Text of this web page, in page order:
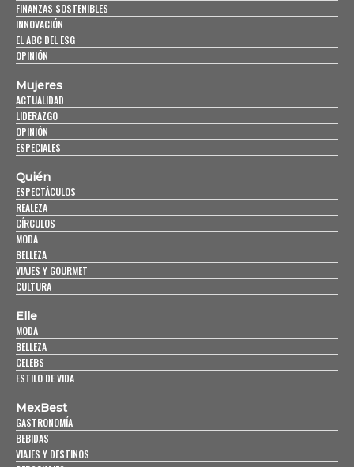
FINANZAS SOSTENIBLES
INNOVACIÓN
EL ABC DEL ESG
OPINIÓN
Mujeres
ACTUALIDAD
LIDERAZGO
OPINIÓN
ESPECIALES
Quién
ESPECTÁCULOS
REALEZA
CÍRCULOS
MODA
BELLEZA
VIAJES Y GOURMET
CULTURA
Elle
MODA
BELLEZA
CELEBS
ESTILO DE VIDA
MexBest
GASTRONOMÍA
BEBIDAS
VIAJES Y DESTINOS